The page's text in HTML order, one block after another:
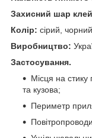
Захисний шар
Колір: сірий, чорний.
Виробництво:
Застосування.
Місця на стику
та кузова;
Периметр